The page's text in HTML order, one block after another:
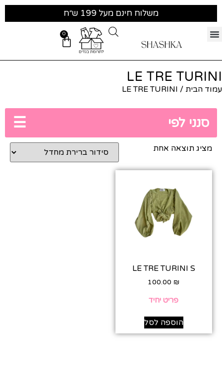
משלוח חינם מעל 199 ש״ח
0
LE TRE TURINI
עמוד הבית / LE TRE TURINI
סנני לפי ☰
מציג תוצאה אחת
LE TRE TURINI S
100.00 ₪
פריט יחיד
הוספה לסל